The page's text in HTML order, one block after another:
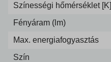
Színességi hőmérséklet [K]
Fényáram (lm)
Max. energiafogyasztás
Szín